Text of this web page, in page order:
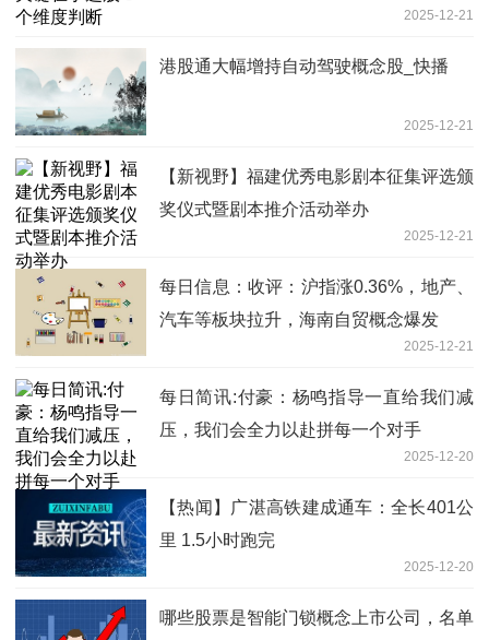
2025-12-21
港股通大幅增持自动驾驶概念股_快播
2025-12-21
【新视野】福建优秀电影剧本征集评选颁
奖仪式暨剧本推介活动举办
2025-12-21
每日信息：收评：沪指涨0.36%，地产、
汽车等板块拉升，海南自贸概念爆发
2025-12-21
每日简讯:付豪：杨鸣指导一直给我们减
压，我们会全力以赴拼每一个对手
2025-12-20
【热闻】广湛高铁建成通车：全长401公
里 1.5小时跑完
2025-12-20
哪些股票是智能门锁概念上市公司，名单